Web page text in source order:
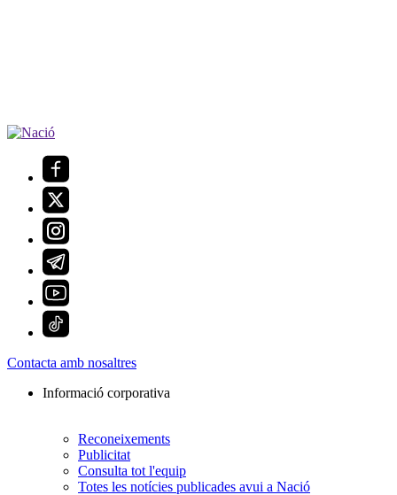
Contacta amb nosaltres
Informació corporativa
Reconeixements
Publicitat
Consulta tot l'equip
Totes les notícies publicades avui a Nació